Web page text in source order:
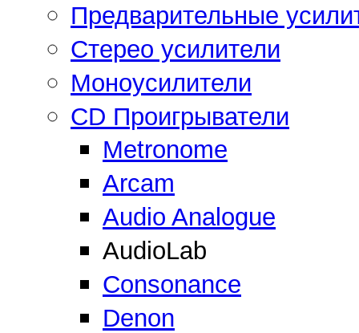
Предварительные
Стерео усилители
Моноусилители
CD Проигрыватели
Metronome
Arcam
Audio Analogue
AudioLab
Consonance
Denon